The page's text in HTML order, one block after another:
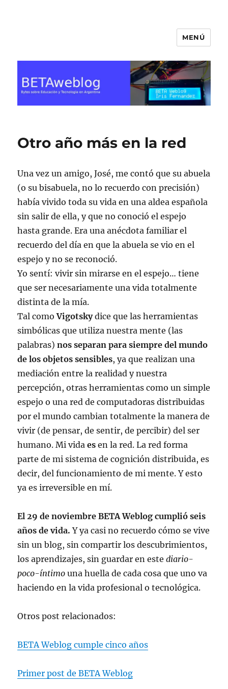
MENÚ
Otro año más en la red
Una vez un amigo, José, me contó que su abuela
(o su bisabuela, no lo recuerdo con precisión)
había vivido toda su vida en una aldea española
sin salir de ella, y que no conoció el espejo
hasta grande. Era una anécdota familiar el
recuerdo del día en que la abuela se vio en el
espejo y no se reconoció.
Yo sentí: vivir sin mirarse en el espejo… tiene
que ser necesariamente una vida totalmente
distinta de la mía.
Tal comoVigotskydice que las herramientas
simbólicas que utiliza nuestra mente (las
palabras)nos separan para siempre del mundo
de los objetos sensibles, ya que realizan una
mediación entre la realidad y nuestra
percepción, otras herramientas como un simple
espejo o una red de computadoras distribuidas
por el mundo cambian totalmente la manera de
vivir (de pensar, de sentir, de percibir) del ser
humano. Mi vidaes en la red. La red forma
parte de mi sistema de cognición distribuida, es
decir, del funcionamiento de mi mente. Y esto
ya es irreversible en mí.
El 29 de noviembre BETA Weblog cumplió seis
años de vida. Y ya casi no recuerdo cómo se vive
sin un blog, sin compartir los descubrimientos,
los aprendizajes, sin guardar en estediario-
poco-íntimo una huella de cada cosa que uno va
haciendo en la vida profesional o tecnológica.
Otros post relacionados:
BETA Weblog cumple cinco años
Primer post de BETA Weblog